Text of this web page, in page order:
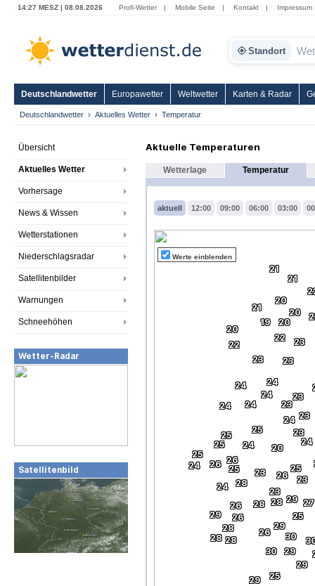
14:27 MESZ | 08.08.2026 Profi-Wetter | Mobile Seite | Kontakt | Impressum
Standort
Deutschlandwetter Europawetter Weltwetter Karten & Radar
Deutschlandwetter Aktuelles Wetter Temperatur
Übersicht
Aktuelles Wetter
Vorhersage
News & Wissen
Wetterstationen
Niederschlagsradar
Satellitenbilder
Warnungen
Schneehöhen
Wetter-Radar
Satellitenbild
Aktuelle Temperaturen
Wetterlage Temperatur
aktuell 12:00 09:00 06:00 03:00
Werte einblenden
24
24
28
24
28
25
23
22 23
23
20
24
25
20
22
25
28
25
23
25
28
26
26
21
23
26
20
23
26
29
21
19
24
24
21
24
23
29
23
25
29
24
25
27
20
26
24
29
30
28
23
20
24
29
28
29
30
23
26
25